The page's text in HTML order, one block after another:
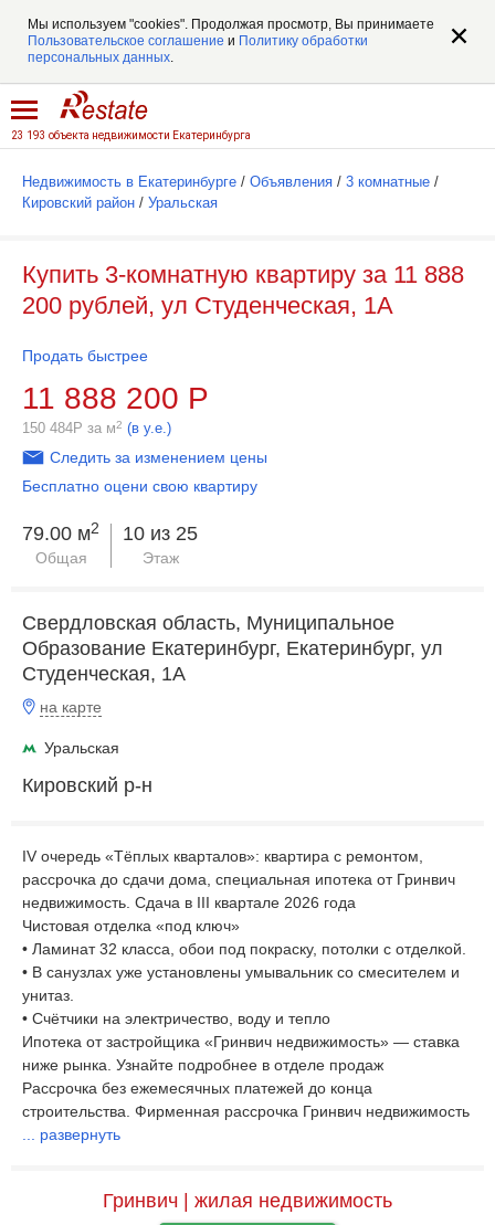
Мы используем "cookies". Продолжая просмотр, Вы принимаете
Пользовательское соглашение и Политику обработки
персональных данных.
23 193 объекта недвижимости Екатеринбурга
Недвижимость в Екатеринбурге / Объявления / 3 комнатные /
Кировский район / Уральская
Купить 3-комнатную квартиру за 11 888
200 рублей, ул Студенческая, 1А
Продать быстрее
11 888 200 Р
150 484Р за м2 (в у.е.)
Следить за изменением цены
Бесплатно оцени свою квартиру
79.00 м2
Общая
10 из 25
Этаж
Свердловская область, Муниципальное
Образование Екатеринбург, Екатеринбург, ул
Студенческая, 1А
на карте
Уральская
Кировский р-н
IV очередь «Тёплых кварталов»: квартира с ремонтом,
рассрочка до сдачи дома, специальная ипотека от Гринвич
недвижимость. Сдача в III квартале 2026 года
Чистовая отделка «под ключ»
• Ламинат 32 класса, обои под покраску, потолки с отделкой.
• В санузлах уже установлены умывальник со смесителем и
унитаз.
• Счётчики на электричество, воду и тепло
Ипотека от застройщика «Гринвич недвижимость» — ставка
ниже рынка. Узнайте подробнее в отделе продаж
Рассрочка без ежемесячных платежей до конца
строительства. Фирменная рассрочка Гринвич недвижимость
... развернуть
Гринвич | жилая недвижимость